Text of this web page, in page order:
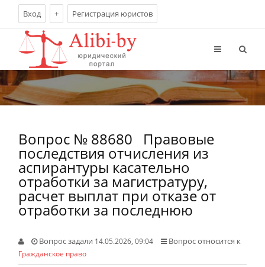
Вход + Регистрация юристов
Вопрос № 88680 Правовые
последствия отчисления из
аспирантуры касательно
отработки за магистратуру,
расчет выплат при отказе от
отработки за последнюю
Вопрос задали 14.05.2026, 09:04 Вопрос относится к
Гражданское право